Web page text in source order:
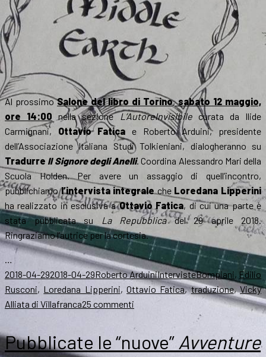
Al prossimoSalone del libro di Torino,sabato 12 maggio,
ore 14:00 nella sezioneL’AutoreInvisibilecurata da Ilide
Carmignani, Ottavio Fatica e Roberto Arduini, presidente
dell’Associazione Italiana Studi Tolkieniani, dialogheranno su
Tradurre Il Signore degli Anelli. Coordina Alessandro Mari della
Scuola Holden. Per avere un assaggio di quell’incontro,
pubblichiamol’intervista integraleche Loredana Lipperini
ha realizzato in esclusiva aOttavio Fatica, di cui una parte è
stata pubblicata su La Repubblicadel 29 aprile 2018.
Ringraziamo l’autrice per la cortesia.
…
Scritto
il
2018-04-292018-04-29Autore
Roberto ArduiniCategorie
IntervisteTag
Bompiani, Edilio
Rusconi, Loredana Lipperini,Ottavio Fatica,traduzione,Vicky
Alliata di Villafranca25 commenti
Il
Signore
Pubblicate le “nuove” Avventure